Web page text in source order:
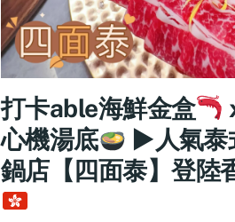
打卡able海鮮金盒
心機湯底
►人氣泰
鍋店【四面泰】登陸